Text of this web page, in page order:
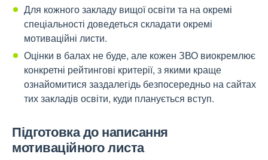
Для кожного закладу вищої освіти та на окремі
спеціальності доведеться складати окремі
мотиваційні листи.
Оцінки в балах не буде, але кожен ЗВО виокремлює
конкретні рейтингові критерії, з якими краще
ознайомитися заздалегідь безпосередньо на сайтах
тих закладів освіти, куди планується вступ.
Підготовка до написання
мотиваційного листа